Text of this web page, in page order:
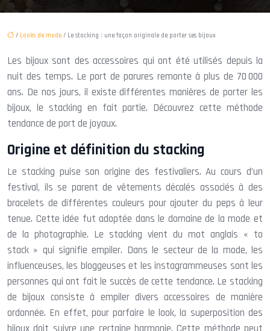
/ Looks de mode/ Le stacking : une façon originale de porter ses bijoux
Les bijoux sont des accessoires qui ont été utilisés depuis la
nuit des temps. Le port de parures remonte à plus de 70 000
ans. De nos jours, il existe différentes manières de porter les
bijoux, le stacking en fait partie. Découvrez cette méthode
tendance de port de joyaux.
Origine et définition du stacking
Le stacking puise son origine des festivaliers. Au cours d’un
festival, ils se parent de vêtements décalés associés à des
bracelets de différentes couleurs pour ajouter du peps à leur
tenue. Cette idée fut adoptée dans le domaine de la mode et
de la photographie. Le stacking vient du mot anglais « to
stack » qui signifie empiler. Dans le secteur de la mode, les
influenceuses, les bloggeuses et les instagrammeuses sont les
personnes qui ont fait le succès de cette tendance. Le stacking
de bijoux consiste à empiler divers accessoires de manière
ordonnée. En effet, pour parfaire le look, la superposition des